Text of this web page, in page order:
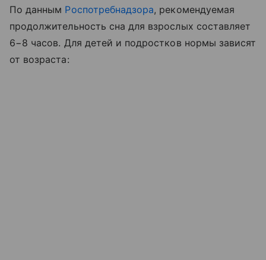
По данным Роспотребнадзора, рекомендуемая
продолжительность сна для взрослых составляет
6−8 часов. Для детей и подростков нормы зависят
от возраста: